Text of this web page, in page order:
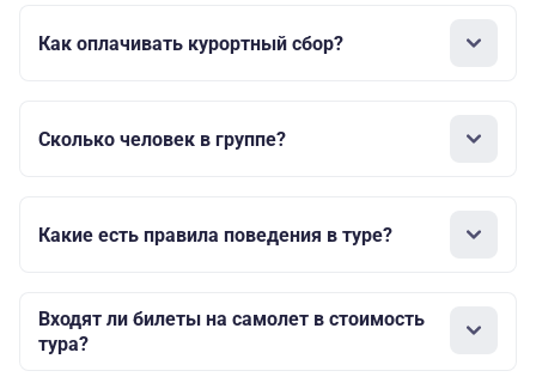
Как оплачивать курортный сбор?
Сколько человек в группе?
Какие есть правила поведения в туре?
Входят ли билеты на самолет в стоимость
тура?